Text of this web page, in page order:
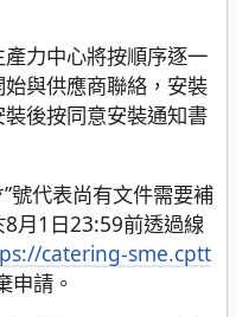
力中心將按順序逐一
與供應商聯絡，安裝
後按同意安裝通知書
號代表尚有文件需要補
月1日23:59前透過線
catering-sme.cptt
申請。